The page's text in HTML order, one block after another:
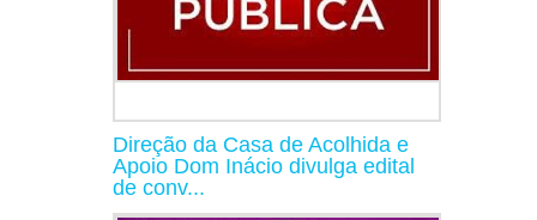
Direção da Casa de Acolhida e
Apoio Dom Inácio divulga edital
de conv...